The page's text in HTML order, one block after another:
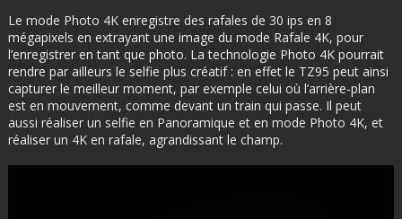
Le mode Photo 4K enregistre des rafales de 30 ips en 8
mégapixels en extrayant une image du mode Rafale 4K, pour
l’enregistrer en tant que photo. La technologie Photo 4K pourrait
rendre par ailleurs le selfie plus créatif : en effet le TZ95 peut ainsi
capturer le meilleur moment, par exemple celui où l’arrière-plan
est en mouvement, comme devant un train qui passe. Il peut
aussi réaliser un selfie en Panoramique et en mode Photo 4K, et
réaliser un 4K en rafale, agrandissant le champ.